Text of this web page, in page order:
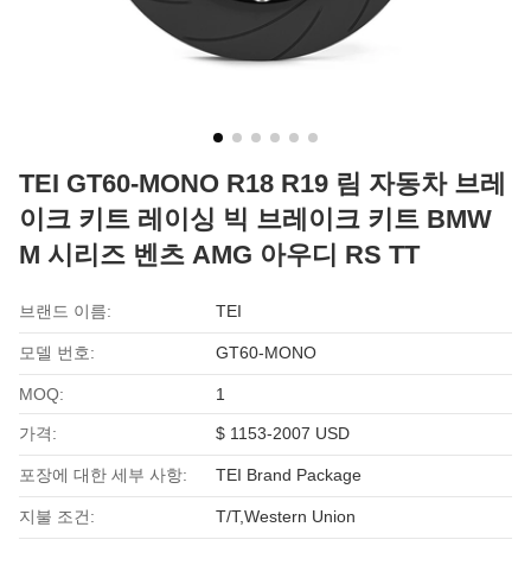
TEI GT60-MONO R18 R19 림 자동차 브레
이크 키트 레이싱 빅 브레이크 키트 BMW
M 시리즈 벤츠 AMG 아우디 RS TT
브랜드 이름: TEI
모델 번호: GT60-MONO
MOQ: 1
가격: $ 1153-2007 USD
포장에 대한 세부 사항: TEI Brand Package
지불 조건: T/T,Western Union